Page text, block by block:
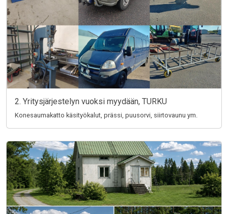
2. Yritysjärjestelyn vuoksi myydään, TURKU
Konesaumakatto käsityökalut, prässi, puusorvi, siirtovaunu ym.